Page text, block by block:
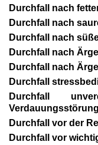
Durchfall nach
Durchfall nach
Durchfall nach
Durchfall nach
Durchfall nach
Durchfall
Durchfall
Durchfall vor der
Durchfall vor